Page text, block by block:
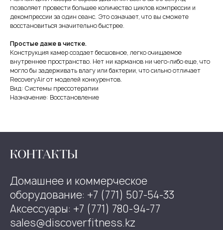
позволяет провести большее количество циклов компрессии и
декомпрессии за один сеанс. Это означает, что вы сможете
восстановиться значительно быстрее.
Простые даже в чистке.
Конструкция камер создает бесшовное, легко очищаемое
внутреннее пространство. Нет ни карманов ни чего-либо еще, что
могло бы задерживать влагу или бактерии, что сильно отличает
RecoveryAir от моделей конкурентов.
Вид: Системы прессотерапии
Назначение: Восстановление
КОНТАКТЫ
Домашнее и коммерческое
оборудование: +7 (771) 507-54-33
Аксессуары: +7 (771) 780-94-77
sales@discoverfitness.kz